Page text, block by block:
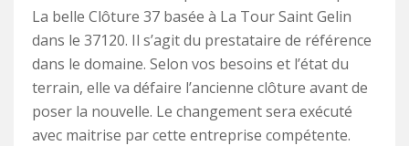
La belle Clôture 37 basée à La Tour Saint Gelin
dans le 37120. Il s’agit du prestataire de référence
dans le domaine. Selon vos besoins et l’état du
terrain, elle va défaire l’ancienne clôture avant de
poser la nouvelle. Le changement sera exécuté
avec maitrise par cette entreprise compétente.